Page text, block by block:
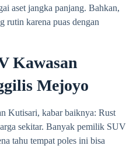
aset jangka panjang. Bahkan,
rutin karena puas dengan
Kawasan
Mejoyo
Kutisari, kabar baiknya: Rust
sekitar. Banyak pemilik SUV
tahu tempat poles ini bisa